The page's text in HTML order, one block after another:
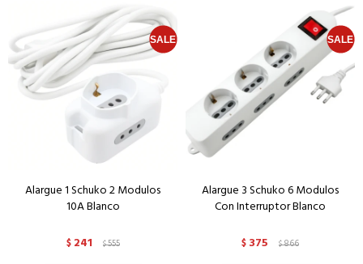
Alargue 1 Schuko 2 Modulos
10A Blanco
$ 241 $555
Alargue 3 Schuko 6 Modulos
Con Interruptor Blanco
$ 375 $866